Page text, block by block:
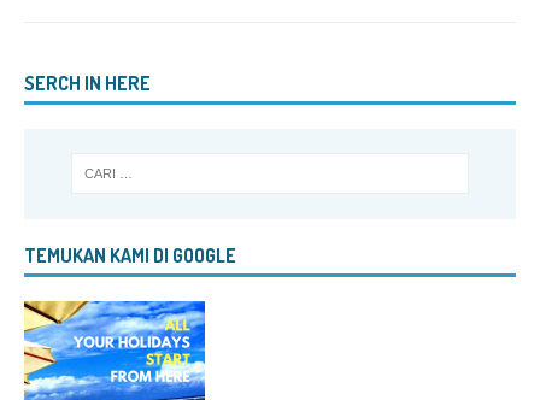
SERCH IN HERE
TEMUKAN KAMI DI GOOGLE